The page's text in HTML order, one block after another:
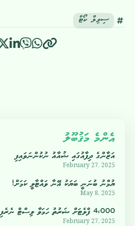
ސިވިލް ކޯޓް
އެންމެ މަޤުބޫލު
އަޒާންގެ ދިފާއުގައި ޝުއާއު ނުކުންނަވައިފި
February 27, 2025
ޔުމްނު ބުނަނީ ބަޔަކު އޭނާ ވައްޓާލީ ކަމަށް!
May 8, 2025
4،000 ފްލެޓަށް ޝަރުތު ހަމަވާ ލިސްޓް ނެރެފި
February 27, 2025